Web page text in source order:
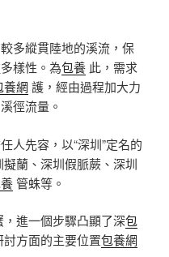
多縱貫陸地的溪流，保
樣性。為包養 此，需求
養網 護，經由過程加大力
徑流量。
人先容，以“深圳”定名的
擬蘭、深圳假脈蕨、深圳
管蛛等。
，進一個步驟凸顯了深包
方面的主要位置包養網